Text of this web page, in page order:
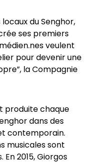
du Senghor,
ses premiers
veulent
pour devenir une
la Compagnie
produite chaque
dans des
contemporain.
musicales sont
2015, Giorgos